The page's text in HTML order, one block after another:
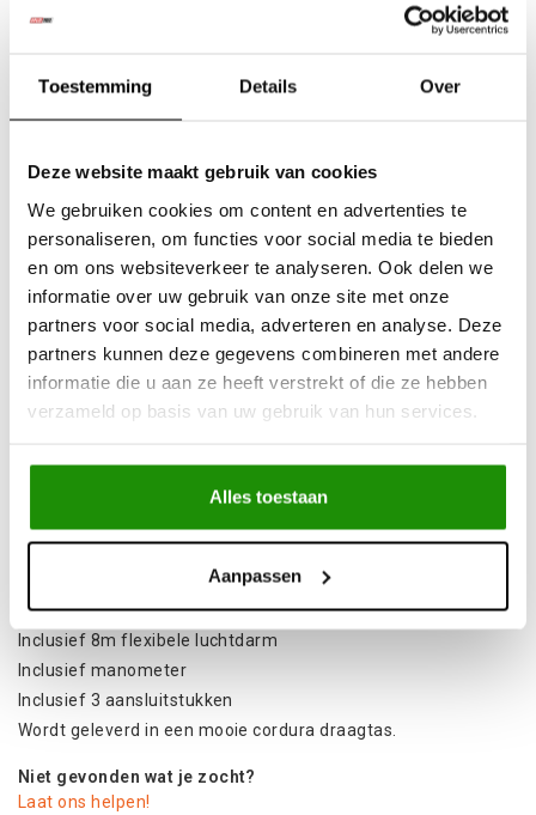
Toestemming Details Over
Deze website maakt gebruik van cookies
We gebruiken cookies om content en advertenties te
personaliseren, om functies voor social media te bieden
en om ons websiteverkeer te analyseren. Ook delen we
informatie over uw gebruik van onze site met onze
partners voor social media, adverteren en analyse. Deze
partners kunnen deze gegevens combineren met andere
informatie die u aan ze heeft verstrekt of die ze hebben
verzameld op basis van uw gebruik van hun services.
Alles toestaan
Aanpassen
Advies nodig?
Bel ons op +32 (0)89203068
Verzending door
Deel dit product
Informatie
Deze compressor van T-Max kan werkelijk alle situaties aan,
banden op te blazen, lockers te activeren of gewoon de
12V / 45A
Max druk: 10.3 bar
Inclusief 8m flexibele luchtdarm
Inclusief manometer
Inclusief 3 aansluitstukken
Wordt geleverd in een mooie cordura draagtas.
Niet gevonden wat je zocht?
Laat ons helpen!